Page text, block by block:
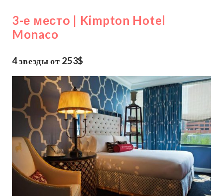
3-е место | Kimpton Hotel
Monaco
4 звезды от 253$